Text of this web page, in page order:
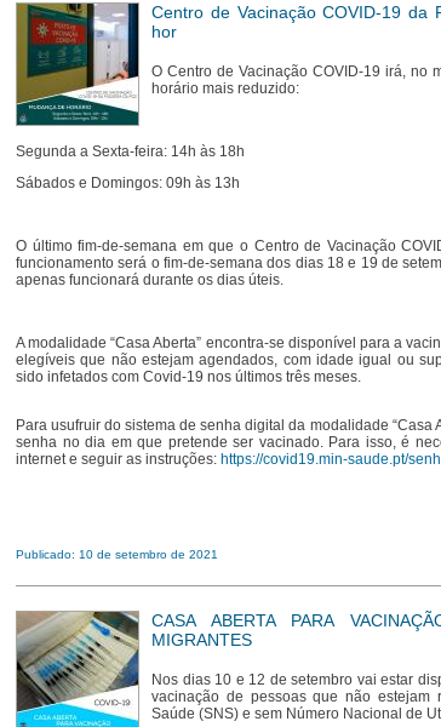
Centro de Vacinação COVID-19
hor
O Centro de Vacinação COVID-19 irá, no
horário mais reduzido:
Segunda a Sexta-feira: 14h às 18h
Sábados e Domingos: 09h às 13h
O último fim-de-semana em que o Centro de Vacinação
funcionamento será o fim-de-semana dos dias 18 e 19 de
apenas funcionará durante os dias úteis.
A modalidade “Casa Aberta” encontra-se disponível para a
elegíveis que não estejam agendados, com idade igual ou
sido infetados com Covid-19 nos últimos três meses.
Para usufruir do sistema de senha digital da modalidade “Casa
senha no dia em que pretende ser vacinado. Para isso, é
internet e seguir as instruções: https://covid19.min-saude.pt/
Publicado: 10 de setembro de 2021
CASA ABERTA PARA
MIGRANTES
Nos dias 10 e 12 de setembro vai estar
vacinação de pessoas que não estejam
Saúde (SNS) e sem Número Nacional de